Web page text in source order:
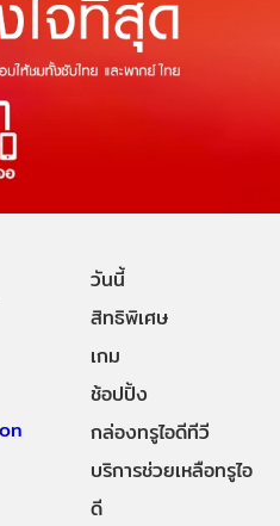
วันนี้
สิทธิพิเศษ
เกม
ช้อปปิ้ง
กล่องทรูไอดีทีวี
บริการช่วยเหลือทรูไอ
ดี